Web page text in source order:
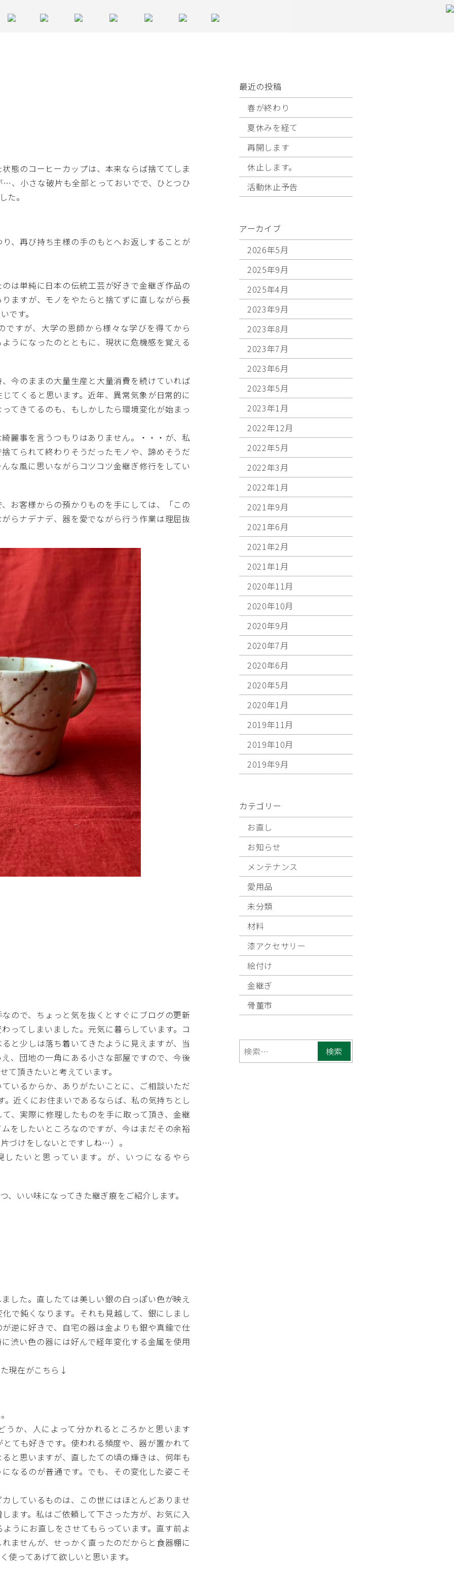
態のコーヒーカップは、本来ならば捨ててしま
、小さな破片も全部とっておいでで、ひとつひ
た。
、再び持ち主様の手のもとへお返しすることが
は単純に日本の伝統工芸が好きで金継ぎ作品の
ますが、モノをやたらと捨てずに直しながら長
です。
すが、大学の恩師から様々な学びを得てから
うになったのとともに、現状に危機感を覚える
今のままの大量生産と大量消費を続けていれば
てくると思います。近年、異常気象が日常的に
てきてるのも、もしかしたら環境変化が始まっ
麗事を言うつもりはありません。・・・が、私
てられて終わりそうだったモノや、諦めそうだ
な風に思いながらコツコツ金継ぎ修行をしてい
お客様からの預かりものを手にしては、「この
らナデナデ、器を愛でながら行う作業は理屈抜
ので、ちょっと気を抜くとすぐにブログの更新
ってしまいました。元気に暮らしています。コ
と少しは落ち着いてきたように見えますが、当
、団地の一角にある小さな部屋ですので、今後
て頂きたいと考えています。
いるからか、ありがたいことに、ご相談いただ
近くにお住まいであるならば、私の気持ちとし
、実際に修理したものを手に取って頂き、金継
をしたいところなのですが、今はまだその余裕
づけをしないとですしね…）。
たいと思っています。が、いつになるやら
、いい味になってきた継ぎ痕をご紹介します。
した。直したては美しい銀の白っぽい色が映え
で鈍くなります。それも見越して、銀にしまし
逆に好きで、自宅の器は金よりも銀や真鍮で仕
渋い色の器には好んで経年変化する金属を使用
現在がこちら↓
うか、人によって分かれるところかと思います
ても好きです。使われる頻度や、器が置かれて
と思いますが、直したての頃の輝きは、何年も
なるのが普通です。でも、その変化した姿こそ
しているものは、この世にはほとんどありませ
ます。私はご依頼して下さった方が、お気に入
うにお直しをさせてもらっています。直す前よ
ませんが、せっかく直ったのだからと食器棚に
使ってあげて欲しいと思います。
最近の投稿
春が終わり
夏休みを経て
再開します
休止します。
活動休止予告
アーカイブ
2026年5月
2025年9月
2025年4月
2023年9月
2023年8月
2023年7月
2023年6月
2023年5月
2023年1月
2022年12月
2022年5月
2022年3月
2022年1月
2021年9月
2021年6月
2021年2月
2021年1月
2020年11月
2020年10月
2020年9月
2020年7月
2020年6月
2020年5月
2020年1月
2019年11月
2019年10月
2019年9月
カテゴリー
お直し
お知らせ
メンテナンス
愛用品
未分類
材料
漆アクセサリー
絵付け
金継ぎ
骨董市
検
索: